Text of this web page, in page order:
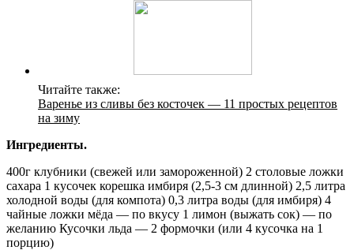
Читайте также:
Варенье из сливы без косточек — 11 простых рецептов
на зиму
Ингредиенты.
400г клубники (свежей или замороженной) 2 столовые ложки
сахара 1 кусочек корешка имбиря (2,5-3 см длинной) 2,5 литра
холодной воды (для компота) 0,3 литра воды (для имбиря) 4
чайные ложки мёда — по вкусу 1 лимон (выжать сок) — по
желанию Кусочки льда — 2 формочки (или 4 кусочка на 1
порцию)